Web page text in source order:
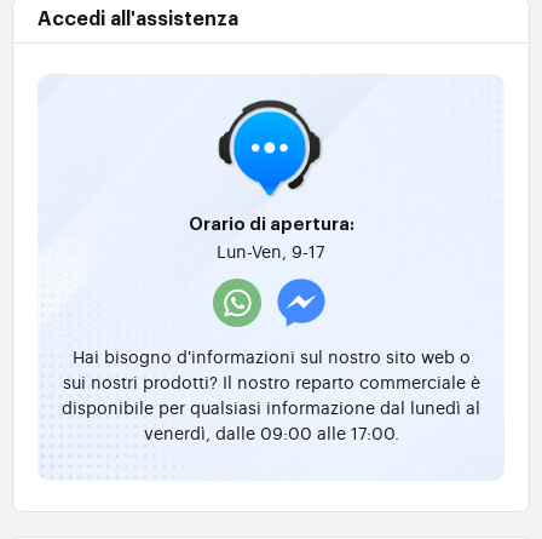
Accedi all'assistenza
Orario di apertura:
Lun-Ven, 9-17
Hai bisogno d'informazioni sul nostro sito web o
sui nostri prodotti? Il nostro reparto commerciale è
disponibile per qualsiasi informazione dal lunedì al
venerdì, dalle 09:00 alle 17:00.